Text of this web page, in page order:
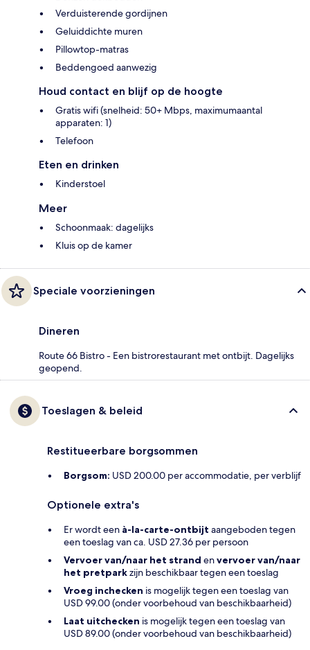
Verduisterende gordijnen
Geluiddichte muren
Pillowtop-matras
Beddengoed aanwezig
Houd contact en blijf op de hoogte
Gratis wifi (snelheid: 50+ Mbps, maximumaantal
apparaten: 1)
Telefoon
Eten en drinken
Kinderstoel
Meer
Schoonmaak: dagelijks
Kluis op de kamer
Speciale voorzieningen
Dineren
Route 66 Bistro - Een bistrorestaurant met ontbijt. Dagelijks
geopend.
Toeslagen & beleid
Restitueerbare borgsommen
Borgsom: USD 200.00 per accommodatie, per verblijf
Optionele extra's
Er wordt een à-la-carte-ontbijt aangeboden tegen
een toeslag van ca. USD 27.36 per persoon
Vervoer van/naar het strand envervoer van/naar
het pretparkzijn beschikbaar tegen een toeslag
Vroeg inchecken is mogelijk tegen een toeslag van
USD 99.00 (onder voorbehoud van beschikbaarheid)
Laat uitchecken is mogelijk tegen een toeslag van
USD 89.00 (onder voorbehoud van beschikbaarheid)